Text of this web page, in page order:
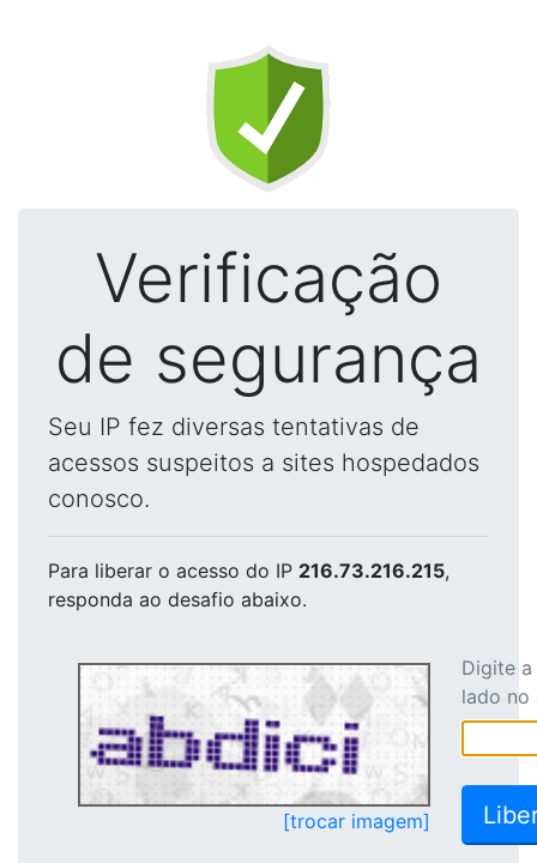
Verificação
de segurança
Seu IP fez diversas tentativas de
acessos suspeitos a sites hospedados
conosco.
Para liberar o acesso do IP 216.73.216.215,
responda ao desafio abaixo.
[trocar imagem]
Digite
lado no